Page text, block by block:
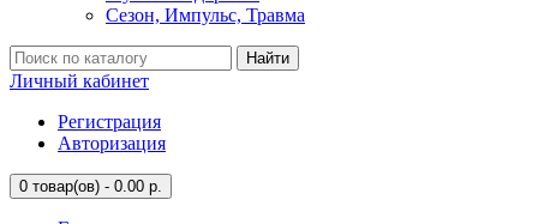
Сезон, Импульс, Травма
Найти
Личный кабинет
Регистрация
Авторизация
0 товар(ов) - 0.00 р.